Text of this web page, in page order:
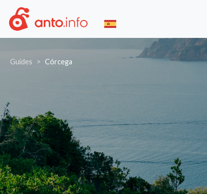
Guides Córcega